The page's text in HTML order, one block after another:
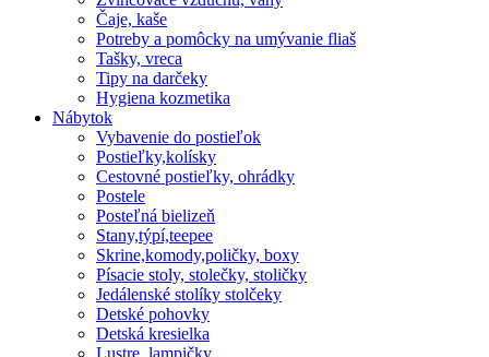
Čaje, kaše
Potreby a pomôcky na umývanie fliaš
Tašky, vreca
Tipy na darčeky
Hygiena kozmetika
Nábytok
Vybavenie do postieľok
Postieľky,kolísky
Cestovné postieľky, ohrádky
Postele
Posteľná bielizeň
Stany,týpí,teepee
Skrine,komody,poličky, boxy
Písacie stoly, stolečky, stoličky
Jedálenské stolíky stolčeky
Detské pohovky
Detská kresielka